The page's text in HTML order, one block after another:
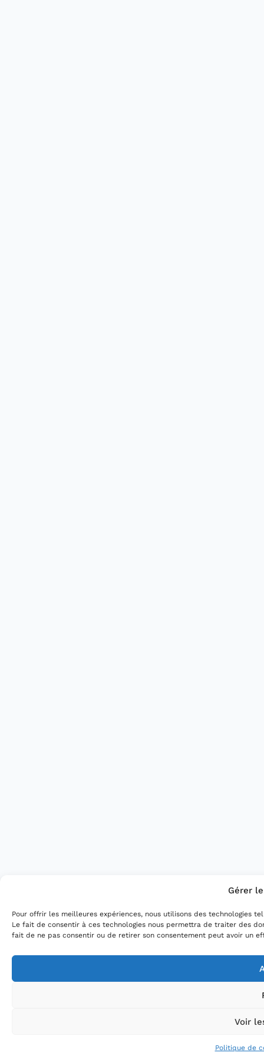
Gérer
Pour offrir les meilleures expériences, nous utilisons des technologies
Le fait de consentir à ces technologies nous permettra de traiter des
fait de ne pas consentir ou de retirer son consentement peut avoir un
Voir
Politique de